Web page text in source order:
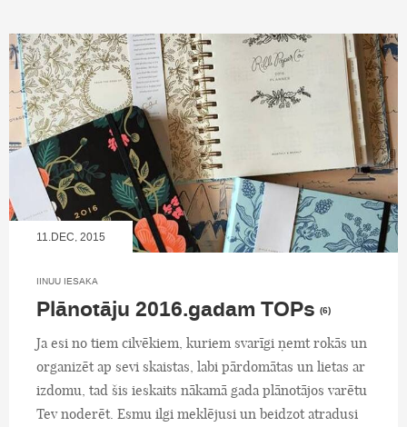
11.DEC, 2015
IINUU IESAKA
Plānotāju 2016.gadam TOPs (6)
Ja esi no tiem cilvēkiem, kuriem svarīgi ņemt rokās un
organizēt ap sevi skaistas, labi pārdomātas un lietas ar
izdomu, tad šis ieskaits nākamā gada plānotājos varētu
Tev noderēt. Esmu ilgi meklējusi un beidzot atradusi